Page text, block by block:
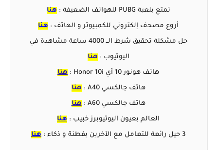
تمتع بلعبة PUBG للهواتف الضعيفة : هنا
أروع مصحف إلكتروني للكمبيوتر و الهاتف : هنا
حل مشكلة تحقيق شرط الــ 4000 ساعة مشاهدة في
اليوتيوب :هنا
هاتف هونور 10 أي Honor 10i : هنا
هاتف جالكسي A40 : هنا
هاتف جالكسي A60 : هنا
العالم بعيون اليوتيوبرز خبيب : هنا
3 حيل رائعة للتعامل مع الآخرين بفطنة و ذكاء : هنا